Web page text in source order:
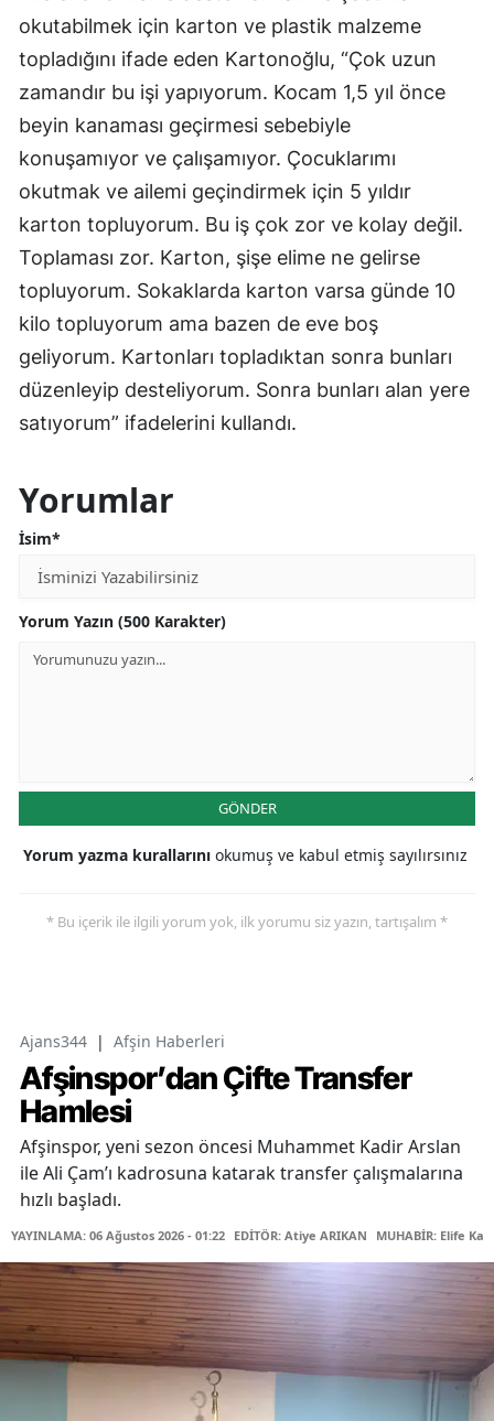
okutabilmek için karton ve plastik malzeme
topladığını ifade eden Kartonoğlu, “Çok uzun
zamandır bu işi yapıyorum. Kocam 1,5 yıl önce
beyin kanaması geçirmesi sebebiyle
konuşamıyor ve çalışamıyor. Çocuklarımı
okutmak ve ailemi geçindirmek için 5 yıldır
karton topluyorum. Bu iş çok zor ve kolay değil.
Toplaması zor. Karton, şişe elime ne gelirse
topluyorum. Sokaklarda karton varsa günde 10
kilo topluyorum ama bazen de eve boş
geliyorum. Kartonları topladıktan sonra bunları
düzenleyip desteliyorum. Sonra bunları alan yere
satıyorum” ifadelerini kullandı.
Yorumlar
İsim*
Yorum Yazın (500 Karakter)
GÖNDER
Yorum yazma kurallarını okumuş ve kabul etmiş sayılırsınız
* Bu içerik ile ilgili yorum yok, ilk yorumu siz yazın, tartışalım *
Ajans344 | Afşin Haberleri
Afşinspor’dan Çifte Transfer
Hamlesi
Afşinspor, yeni sezon öncesi Muhammet Kadir Arslan
ile Ali Çam’ı kadrosuna katarak transfer çalışmalarına
hızlı başladı.
YAYINLAMA: 06 Ağustos 2026 - 01:22 EDİTÖR: Atiye ARIKAN MUHABİR: Elife